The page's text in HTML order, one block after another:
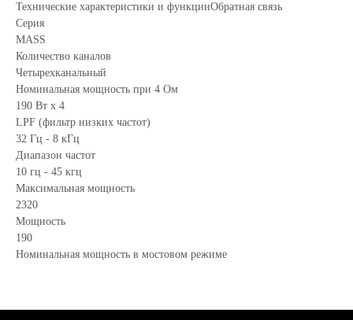
Технические характеристики и функцииОбратная связь
Серия
MASS
Количество каналов
Четырехканальный
Номинальная мощность при 4 Ом
190 Вт x 4
LPF (фильтр низких частот)
32 Гц - 8 кГц
Диапазон частот
10 гц - 45 кгц
Максимальная мощность
2320
Мощность
190
Номинальная мощность в мостовом режиме